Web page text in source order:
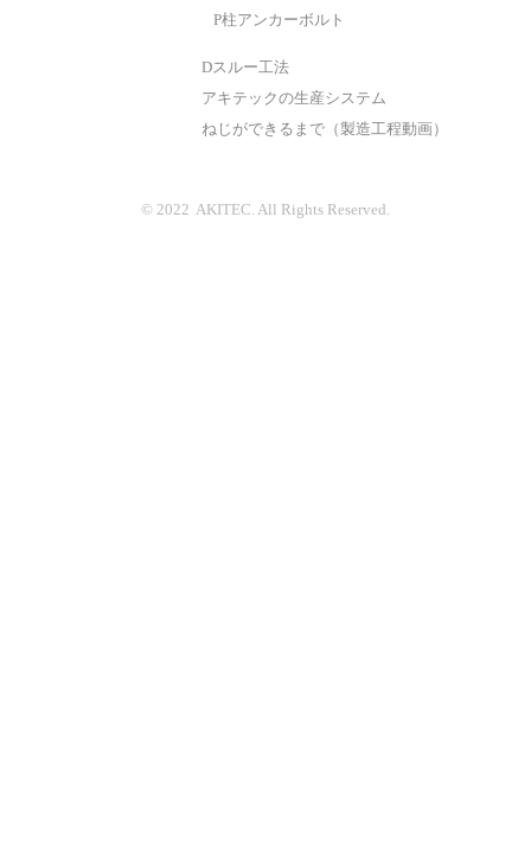
P柱アンカーボルト
Dスルー工法
アキテックの生産システム
ねじができるまで（製造工程動画）
© 2022 AKITEC. All Rights Reserved.